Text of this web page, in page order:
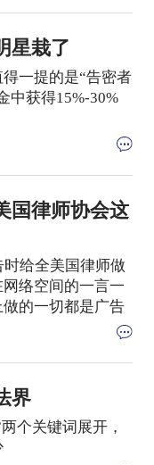
星栽了
一提的是“告密者
获得15%-30%
国律师协会这
给全美国律师做
络空间的一言一
的一切都是广告
界
个关键词展开，